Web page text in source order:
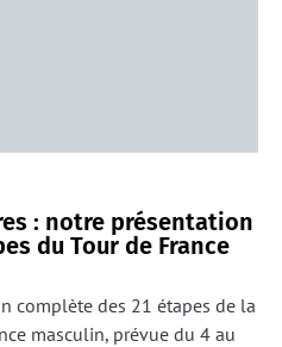
: notre présentation
du Tour de France
complète des 21 étapes de la
masculin, prévue du 4 au